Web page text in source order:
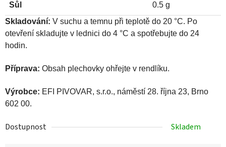
Sůl
0.5 g
Skladování: V suchu a temnu při teplotě do 20 °C. Po
otevření skladujte v lednici do 4 °C a spotřebujte do 24
hodin.
Příprava: Obsah plechovky ohřejte v rendlíku.
Výrobce: EFI PIVOVAR, s.r.o., náměstí 28. října 23, Brno
602 00.
Dostupnost Skladem